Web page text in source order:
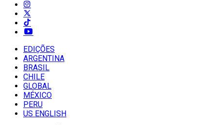
EDIÇÕES
ARGENTINA
BRASIL
CHILE
GLOBAL
MÉXICO
PERU
US ENGLISH